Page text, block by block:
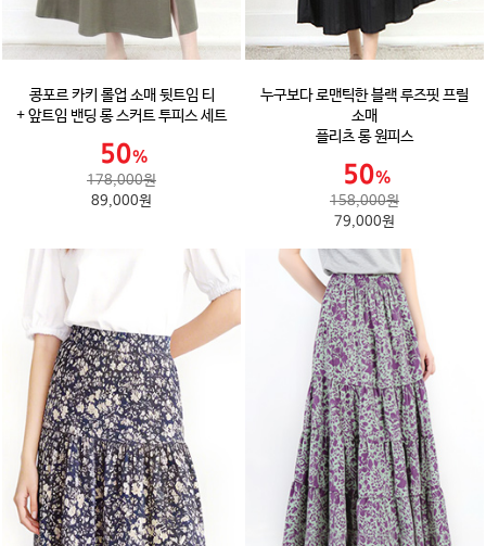
콩포르 카키 롤업 소매 뒷트임 티
+ 앞트임 밴딩 롱 스커트 투피스 세트
178,000원
89,000원
누구보다 로맨틱한 블랙 루즈핏 프릴
소매
플리츠 롱 원피스
158,000원
79,000원